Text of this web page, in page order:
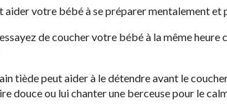
votre bébé à se préparer mentalement et
de coucher votre bébé à la même heure
tiède peut aider à le détendre avant le
douce ou lui chanter une berceuse pour le